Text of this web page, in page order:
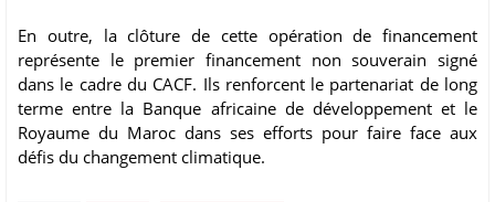
En outre, la clôture de cette opération de financement
représente le premier financement non souverain signé
dans le cadre du CACF. Ils renforcent le partenariat de long
terme entre la Banque africaine de développement et le
Royaume du Maroc dans ses efforts pour faire face aux
défis du changement climatique.